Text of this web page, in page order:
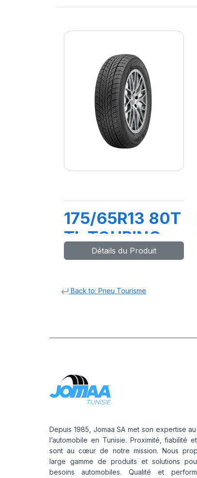
175/65R13 80T
TL TOURING
Détails du Produit
Back to: Pneu Tourisme
Depuis 1985, Jomaa SA met son expertise
l’automobile en Tunisie. Proximité, fiabilité
sont au cœur de notre mission. Nous
large gamme de produits et solutions
besoins automobiles. Qualité et